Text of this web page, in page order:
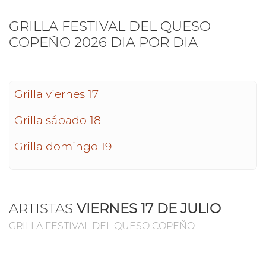
GRILLA FESTIVAL DEL QUESO
COPEÑO 2026 DIA POR DIA
Grilla viernes 17
Grilla sábado 18
Grilla domingo 19
ARTISTAS VIERNES 17 DE JULIO
GRILLA FESTIVAL DEL QUESO COPEÑO